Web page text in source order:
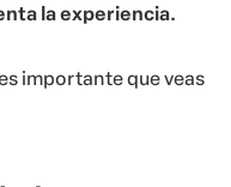
la experiencia.
importante que veas